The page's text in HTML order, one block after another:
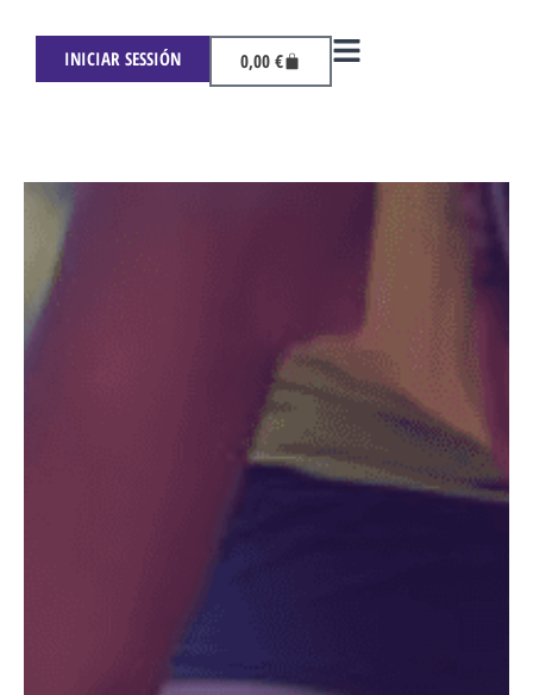
INICIAR SESSIÓN 0,00 €